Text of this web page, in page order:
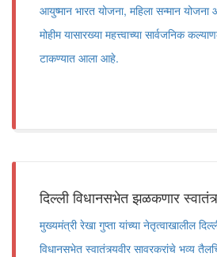
आयुष्मान भारत योजना, महिला सन्मान
मोहीम यासारख्या महत्त्वाच्या सार्वजनिक
टाकण्यात आला आहे.
दिल्ली विधानसभेत झळकणार
मुख्यमंत्री रेखा गुप्ता यांच्या नेतृत्वाखालील
विधानसभेत स्वातंत्र्यवीर सावरकरांचे भव्य